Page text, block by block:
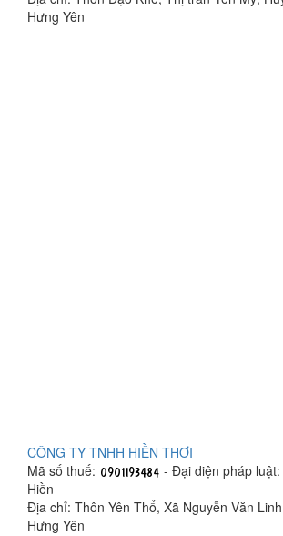
Hưng Yên
CÔNG TY TNHH HIỀN THƠI
Mã số thuế:
- Đại diện pháp
Hiền
Địa chỉ: Thôn Yên Thổ, Xã Nguyễn Văn
Hưng Yên